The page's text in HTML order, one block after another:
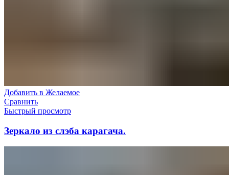
Добавить в Желаемое
Сравнить
Быстрый просмотр
Зеркало из слэба карагача.